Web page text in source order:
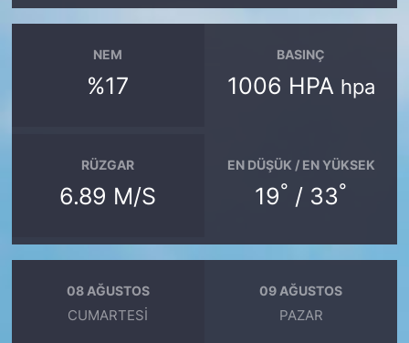
NEM
%17
BASINÇ
1006 HPA hpa
RÜZGAR
6.89 M/S
EN DÜŞÜK / EN YÜKSEK
19° / 33°
08 AĞUSTOS
CUMARTESI
09 AĞUSTOS
PAZAR